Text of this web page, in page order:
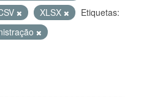
XLSX
Etiquetas: